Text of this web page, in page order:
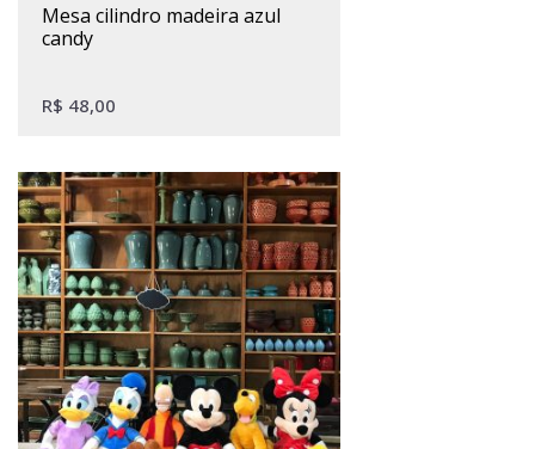
mesa cilindro madeira azul
candy
R$ 48,00